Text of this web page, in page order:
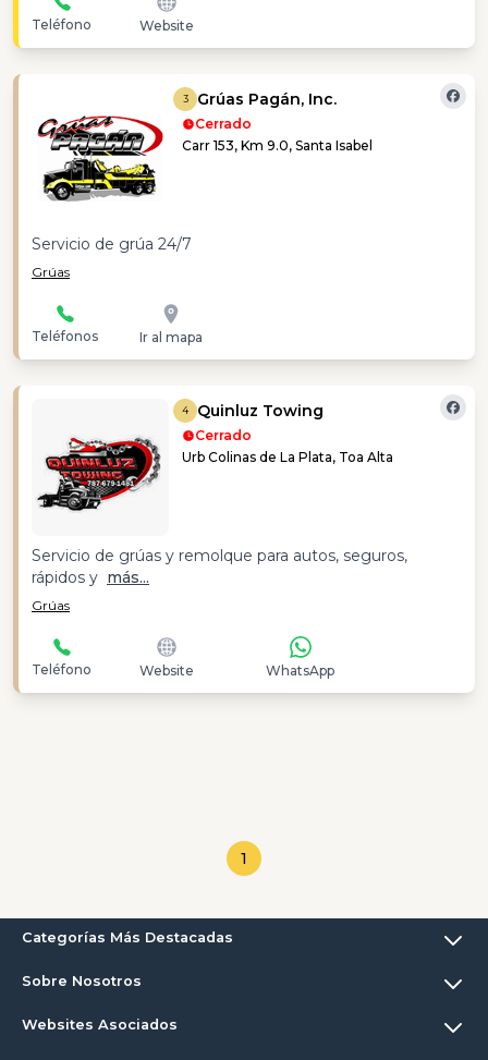
Teléfono Website
3 Grúas Pagán, Inc.
Cerrado
Carr 153, Km 9.0, Santa Isabel
Servicio de grúa 24/7
Grúas
Teléfonos Ir al mapa
4 Quinluz Towing
Cerrado
Urb Colinas de La Plata, Toa Alta
Servicio de grúas y remolque para autos, seguros,
rápidos y más...
Grúas
Teléfono Website WhatsApp
1
Categorías Más Destacadas
Sobre Nosotros
Websites Asociados